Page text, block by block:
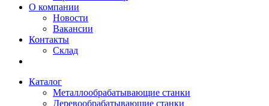
О компании
Новости
Вакансии
Контакты
Склад
Каталог
Металлообрабатывающие станки
Деревообрабатывающие станки